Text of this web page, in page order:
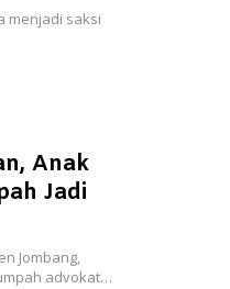
menjadi saksi
Anak
Jadi
Jombang,
advokat…